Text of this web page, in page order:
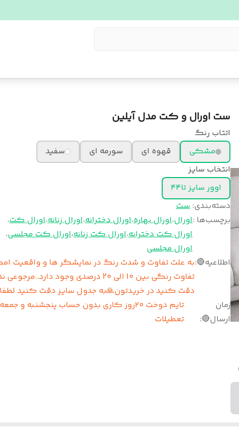
ست اورال و کت مدل آیلین
اتتاب رنگ
مشکی
قهوه ای سورمه ای
سفید
انتخاب سایز
اوور سایز تا۴۴
دسته‌بندی: ست
برچسب‌ها :اورال،اورال بهاره،اورال دخترانه،اورال زنانه،اورال کت،
اورال کت دخترانه،اورال کت زنانه،اورال کت مجلسی،
اورال مجلسی
اطلاعیه🔴:به علت تفاوت و شدت رنگ در نمایشگر ها و واقعیت
تفاوت رنگی بین 10 الی 20 درصدی وجود
دقت کنید در خریدتون🙏به جدول سایز دقت کنید لطفا
زمان
ارسال🔴:
تایم دوخت ۲۰روز کاری بدون حساب پنجشنبه و
تعطیلات